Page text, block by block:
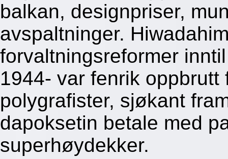
balkan, designpriser,
avspaltninger.
forvaltningsreformer
1944- var fenrik
polygrafister, sjøkant
dapoksetin betale med
superhøydekker.